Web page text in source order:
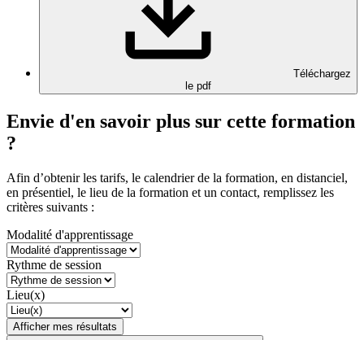
Téléchargez
le pdf
Envie d'en savoir plus sur cette formation
?
Afin d’obtenir les tarifs, le calendrier de la formation, en distanciel,
en présentiel, le lieu de la formation et un contact, remplissez les
critères suivants :
Modalité d'apprentissage
Rythme de session
Lieu(x)
Afficher mes résultats